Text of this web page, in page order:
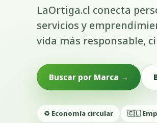
LaOrtiga.cl conecta
servicios y
vida más responsable,
Buscar por Marca →
♻️ Economía circular 🇨🇱